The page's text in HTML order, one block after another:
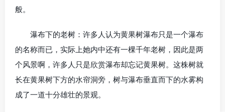
般。
瀑布下的老树：许多人认为黄果树瀑布只是一个瀑布
的名称而已，实际上她内中还有一棵千年老树，因此是两
个风景啊，许多人只是欣赏瀑布却忘记黄果树。这株树就
长在黄果树下方的水帘洞旁，树与瀑布垂直而下的水雾构
成了一道十分雄壮的景观。